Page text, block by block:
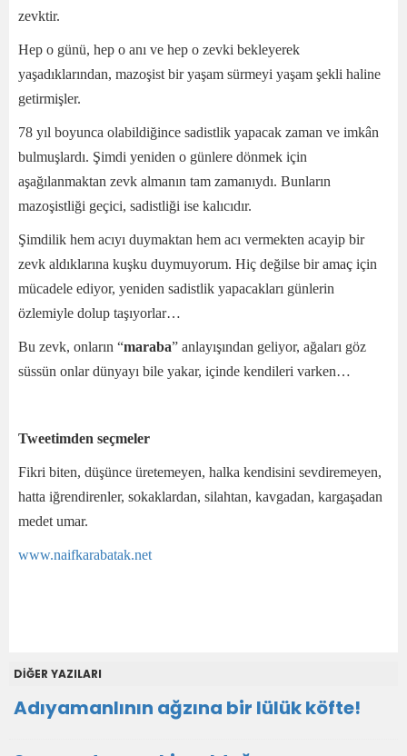
zevktir.
Hep o günü, hep o anı ve hep o zevki bekleyerek
yaşadıklarından, mazoşist bir yaşam sürmeyi yaşam şekli haline
getirmişler.
78 yıl boyunca olabildiğince sadistlik yapacak zaman ve imkân
bulmuşlardı. Şimdi yeniden o günlere dönmek için
aşağılanmaktan zevk almanın tam zamanıydı. Bunların
mazoşistliği geçici, sadistliği ise kalıcıdır.
Şimdilik hem acıyı duymaktan hem acı vermekten acayip bir
zevk aldıklarına kuşku duymuyorum. Hiç değilse bir amaç için
mücadele ediyor, yeniden sadistlik yapacakları günlerin
özlemiyle dolup taşıyorlar…
Bu zevk, onların “maraba” anlayışından geliyor, ağaları göz
süssün onlar dünyayı bile yakar, içinde kendileri varken…
Tweetimden seçmeler
Fikri biten, düşünce üretemeyen, halka kendisini sevdiremeyen,
hatta iğrendirenler, sokaklardan, silahtan, kavgadan, kargaşadan
medet umar.
www.naifkarabatak.net
DİĞER YAZILARI
Adıyamanlının ağzına bir lülük köfte!